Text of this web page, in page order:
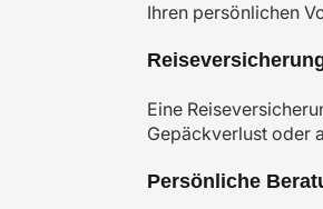
Ihren persönlichen
Eine
Gepäckverlust oder
Persönliche